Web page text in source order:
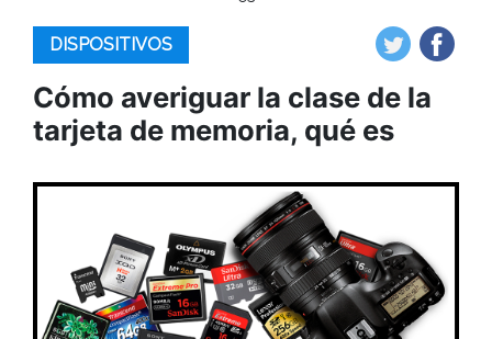
DISPOSITIVOS
Cómo averiguar la clase de la
tarjeta de memoria, qué es